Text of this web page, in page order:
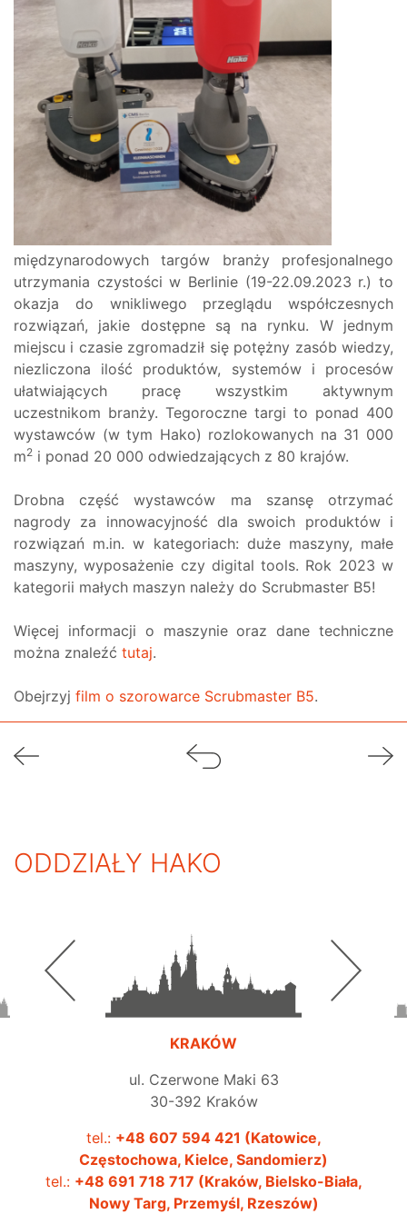
międzynarodowych targów branży profesjonalnego
utrzymania czystości w Berlinie (19-22.09.2023 r.) to
okazja do wnikliwego przeglądu współczesnych
rozwiązań, jakie dostępne są na rynku. W jednym
miejscu i czasie zgromadził się potężny zasób wiedzy,
niezliczona ilość produktów, systemów i procesów
ułatwiających pracę wszystkim aktywnym
uczestnikom branży. Tegoroczne targi to ponad 400
wystawców (w tym Hako) rozlokowanych na 31 000
m2 i ponad 20 000 odwiedzających z 80 krajów.
Drobna część wystawców ma szansę otrzymać
nagrody za innowacyjność dla swoich produktów i
rozwiązań m.in. w kategoriach: duże maszyny, małe
maszyny, wyposażenie czy digital tools. Rok 2023 w
kategorii małych maszyn należy do Scrubmaster B5!
Więcej informacji o maszynie oraz dane techniczne
można znaleźć tutaj.
Obejrzyj film o szorowarce Scrubmaster B5.
ODDZIAŁY HAKO
KRAKÓW
ul. Czerwone Maki 63
30-392 Kraków
tel.: +48 607 594 421 (Katowice,
Częstochowa, Kielce, Sandomierz)
tel.: +48 691 718 717 (Kraków, Bielsko-Biała,
Nowy Targ, Przemyśl, Rzeszów)